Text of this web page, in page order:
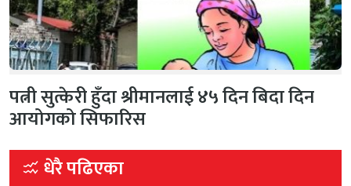
पत्नी सुत्केरी हुँदा श्रीमानलाई ४५ दिन बिदा दिन
आयोगको सिफारिस
धेरै पढिएका